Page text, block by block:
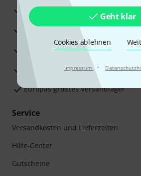
Geht klar
Cookies ablehnen
Impressum ·
30 Tage Money-Back-Garantie
Reparaturservice
Beratung durch Fachexperten
Zufriedenheitsgarantie
Europas größtes Versandlager
Service
Versandkosten und Lieferzeiten
Hilfe-Center
Gutscheine